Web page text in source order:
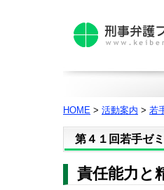
HOME > 活動案内 > 若
第４１回若手ゼミ
責任能力と